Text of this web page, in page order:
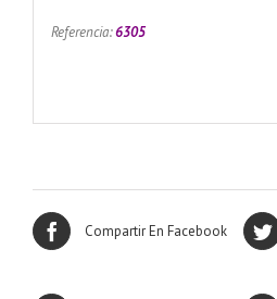
Referencia:6305
Compartir En Facebook